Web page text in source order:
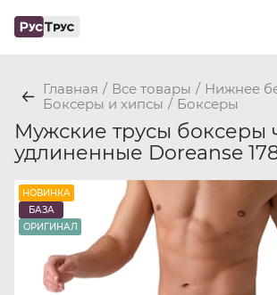
Главная / Все товары / Нижнее
Боксеры и хипсы / Боксеры
Мужские трусы боксеры
удлиненные Doreanse
НОВИНКА
БАЗА
ОРИГИНАЛ